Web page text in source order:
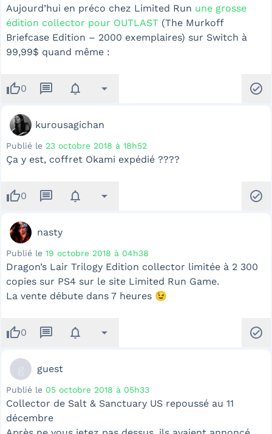
Aujourd’hui en préco chez Limited Run une grosse
édition collector pour OUTLAST (The Murkoff
Briefcase Edition – 2000 exemplaires) sur Switch à
99,99$ quand même :
thumb_up0 message notifications arrow_drop_down check_circle
kurousagichan
Publié le 23 octobre 2018 à 18h52
Ça y est, coffret Okami expédié ????
thumb_up0 message notifications arrow_drop_down check_circle
nasty
Publié le 19 octobre 2018 à 04h38
Dragon’s Lair Trilogy Edition collector limitée à 2 300
copies sur PS4 sur le site Limited Run Game.
La vente débute dans 7 heures 😉
thumb_up0 message notifications arrow_drop_down check_circle
guest
Publié le 05 octobre 2018 à 05h33
Collector de Salt & Sanctuary US repoussé au 11
décembre